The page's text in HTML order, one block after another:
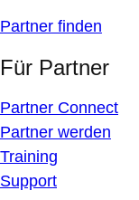
Partner finden
Für Partner
Partner Connect
Partner werden
Training
Support